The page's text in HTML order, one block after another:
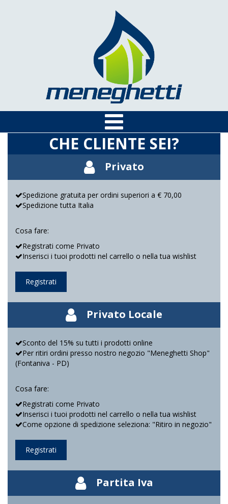
CHE CLIENTE SEI?
Privato
Spedizione gratuita per ordini superiori a € 70,00
Spedizione tutta Italia
Cosa fare:
Registrati come Privato
Inserisci i tuoi prodotti nel carrello o nella tua wishlist
Registrati
Privato Locale
Sconto del 15% su tutti i prodotti online
Per ritiri ordini presso nostro negozio "Meneghetti Shop"
(Fontaniva - PD)
Cosa fare:
Registrati come Privato
Inserisci i tuoi prodotti nel carrello o nella tua wishlist
Come opzione di spedizione seleziona: "Ritiro in negozio"
Registrati
Partita Iva